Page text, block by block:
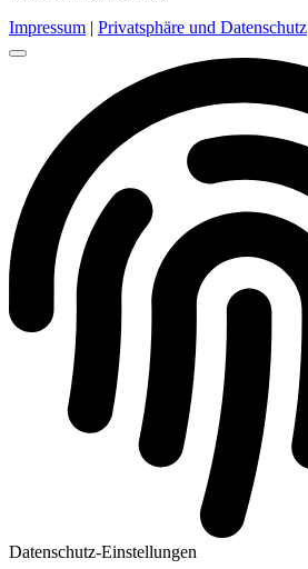
Impressum | Privatsphäre und Datenschutz
Datenschutz-Einstellungen